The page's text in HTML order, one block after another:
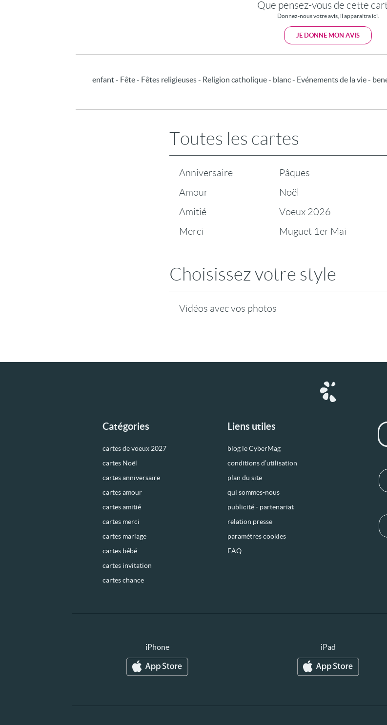
Que pensez-vous de cette
Donnez-nous votre avis, il apparaitra ici.
JE DONNE MON AVIS
enfant - Fête - Fêtes religieuses - Religion catholique - blanc - Evénements de la vie -
Toutes les cartes
Anniversaire
Amour
Amitié
Merci
Pâques
Noël
Voeux 2026
Muguet 1er Mai
Choisissez votre style
Vidéos avec vos photos
Catégories
cartes de voeux 2027
cartes Noël
cartes anniversaire
cartes amour
cartes amitié
cartes merci
cartes mariage
cartes bébé
cartes invitation
cartes chance
Liens utiles
blog le CyberMag
conditions d’utilisation
plan du site
qui sommes-nous
publicité - partenariat
relation presse
paramètres cookies
FAQ
iPhone iPad